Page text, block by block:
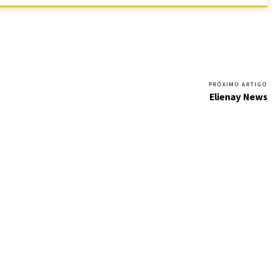
PRÓXIMO ARTIGO
Elienay News